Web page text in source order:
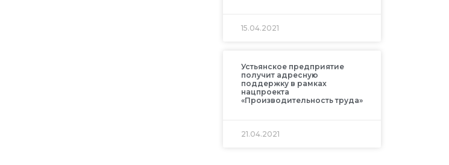
15.04.2021
Устьянское предприятие
получит адресную
поддержку в рамках
нацпроекта
«Производительность труда»
21.04.2021